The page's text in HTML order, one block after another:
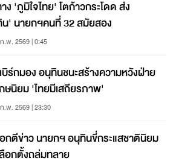
ง 'ภูมิใจไทย' โตก้าวกระโดด ส่ง
' นายกฯคนที่ 32 สมัยสอง
.พ. 2569 | 0:45
ร์กมอง อนุทินชนะสร้างความหวังฝ่าย
ษนิยม 'ไทยมีเสถียรภาพ'
.พ. 2569 | 23:30
กตีข่าว นายกฯ อนุทินขี่กระแสชาตินิยม
อกตั้งถล่มทลาย